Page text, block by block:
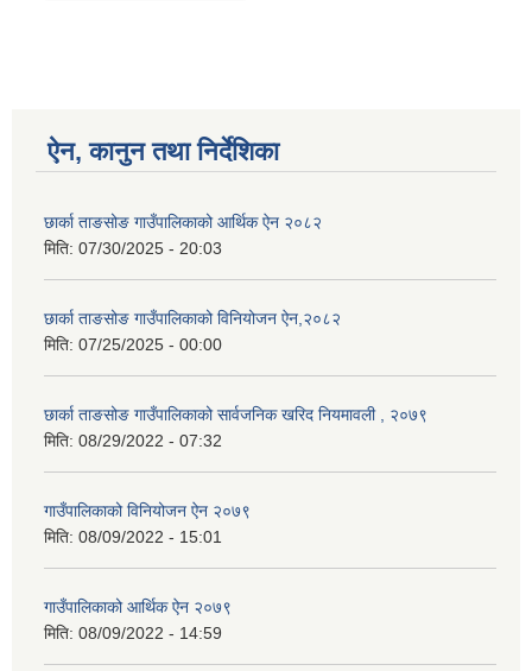
ऐन, कानुन तथा निर्देशिका
छार्का ताङसोङ गाउँपालिकाको आर्थिक ऐन २०८२
मिति: 07/30/2025 - 20:03
छार्का ताङसोङ गाउँपालिकाको विनियोजन ऐन,२०८२
मिति: 07/25/2025 - 00:00
छार्का ताङसोङ गाउँपालिकाको सार्वजनिक खरिद नियमावली , २०७९
मिति: 08/29/2022 - 07:32
गाउँपालिकाको विनियोजन ऐन २०७९
मिति: 08/09/2022 - 15:01
गाउँपालिकाको आर्थिक ऐन २०७९
मिति: 08/09/2022 - 14:59